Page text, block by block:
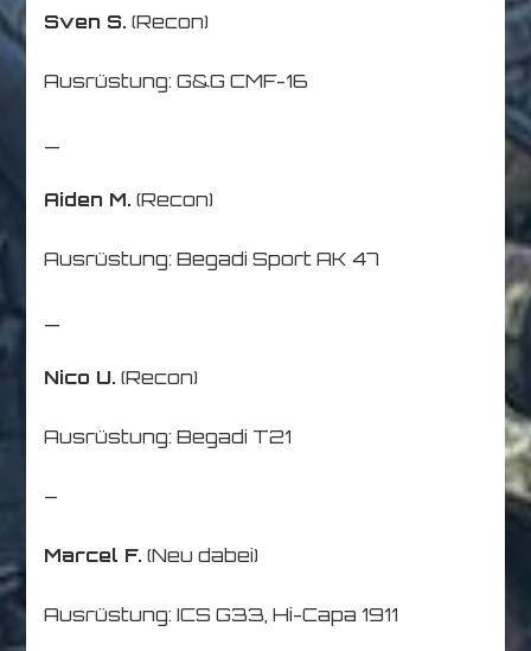
Sven S. (Recon)
Ausrüstung: G&G CMF-16
Aiden M. (Recon)
Ausrüstung: Begadi Sport AK 47
Nico U. (Recon)
Ausrüstung: Begadi T21
–
Marcel F. (Neu dabei)
Ausrüstung: ICS G33, Hi-Capa 1911